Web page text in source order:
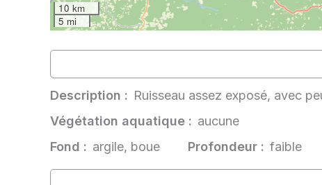
10 km
5 mi
Description : Ruisseau assez exposé, avec
Végétation aquatique : aucune
Fond : argile, boue Profondeur : faible